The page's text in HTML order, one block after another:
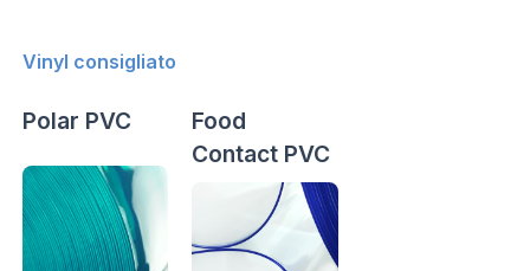
Vinyl consigliato
Polar PVC
Food
Contact PVC